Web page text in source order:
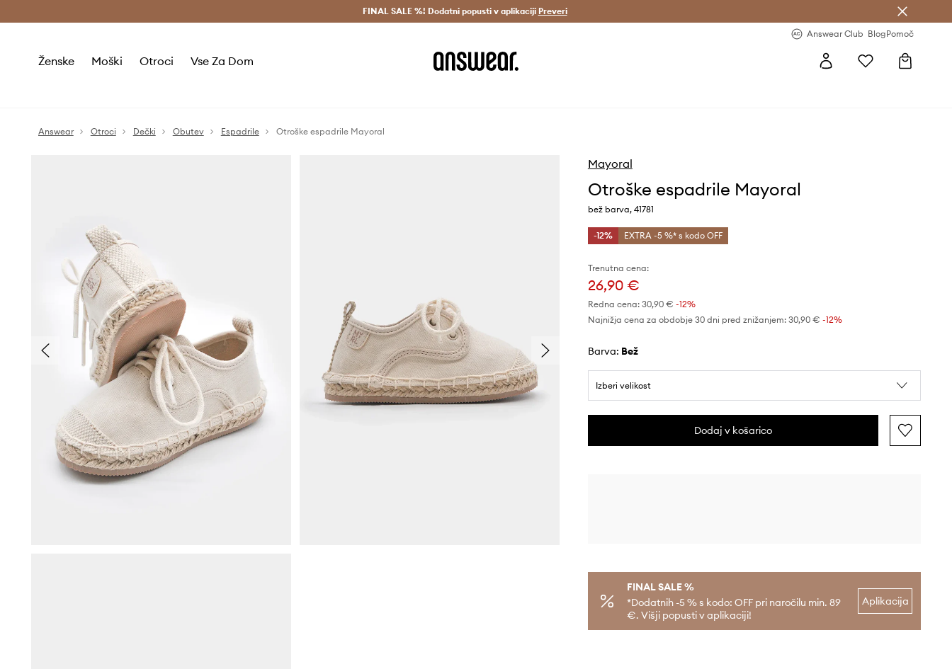
Dostava v 3 dneh > Prihrani z vpisom v Answear Club >
FINAL SALE %! Dodatni popusti v aplikaciji Preveri
Answear Club BlogPomoč
Ženske Moški Otroci Vse Za Dom
Answear Otroci Dečki Obutev Espadrile Otroške espadrile Mayoral
Mayoral
Otroške espadrile Mayoral
bež barva, 41781
-12% EXTRA -5 %* s kodo OFF
Trenutna cena:
26,90 €
Redna cena: 30,90 € -12%
Najnižja cena za obdobje 30 dni pred znižanjem: 30,90 € -12%
Barva: bež
Izberi velikost
Dodaj v košarico
FINAL SALE %
*Dodatnih -5 % s kodo: OFF pri naročilu min. 89
€. Višji popusti v aplikaciji!
Aplikacija